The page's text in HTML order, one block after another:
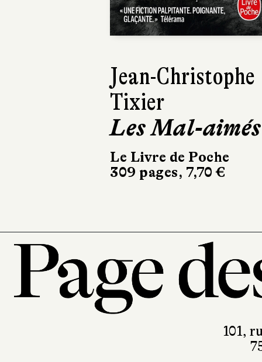
David
San Perdido
Le Livre de Poche
101,